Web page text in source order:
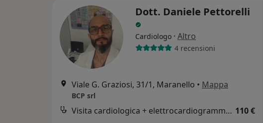
Dott. Daniele Pettorelli
Cardiologo · Altro
4 recensioni
Viale G. Graziosi, 31/1, Maranello • Mappa
BCP srl
Visita cardiologica + elettrocardiogramma (ECG) 110 €